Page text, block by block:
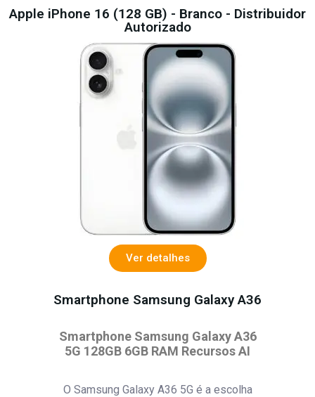
Apple iPhone 16 (128 GB) - Branco - Distribuidor
Autorizado
Ver detalhes
Smartphone Samsung Galaxy A36
Smartphone Samsung Galaxy A36
5G 128GB 6GB RAM Recursos AI
O Samsung Galaxy A36 5G é a escolha